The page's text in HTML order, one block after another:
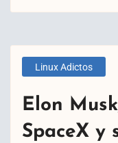
Linux Adictos
Elon
SpaceX y